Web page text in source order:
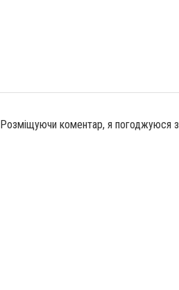
Розміщуючи коментар, я погоджуюся з